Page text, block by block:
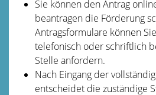
Sie können den Antrag
beantragen die Förderung
Antragsformulare können
telefonisch oder schriftlich
Stelle anfordern.
Nach Eingang der
entscheidet die zuständige